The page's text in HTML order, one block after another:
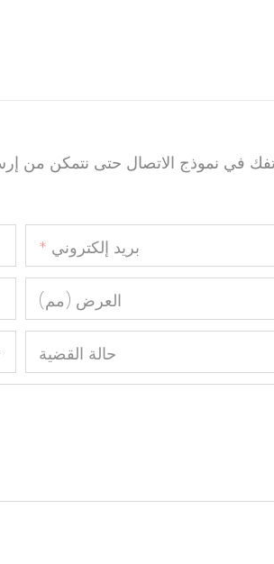
في نموذج الاتصال حتى نتمكن
بريد إلكتروني
العرض (مم)
حالة القضية